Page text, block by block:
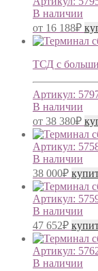
В наличии
от 16 188₽
ТСД с
Артикул:
В наличии
от 38 380₽
Артикул:
В наличии
38 000₽
Артикул:
В наличии
47 652₽
Артикул:
В наличии